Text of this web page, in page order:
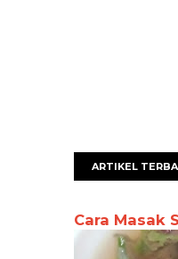
ARTIKEL
Cara Masak